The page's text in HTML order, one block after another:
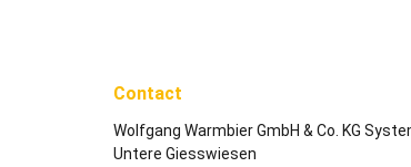
Contact
Wolfgang Warmbier GmbH & Co. KG
Untere Giesswiesen